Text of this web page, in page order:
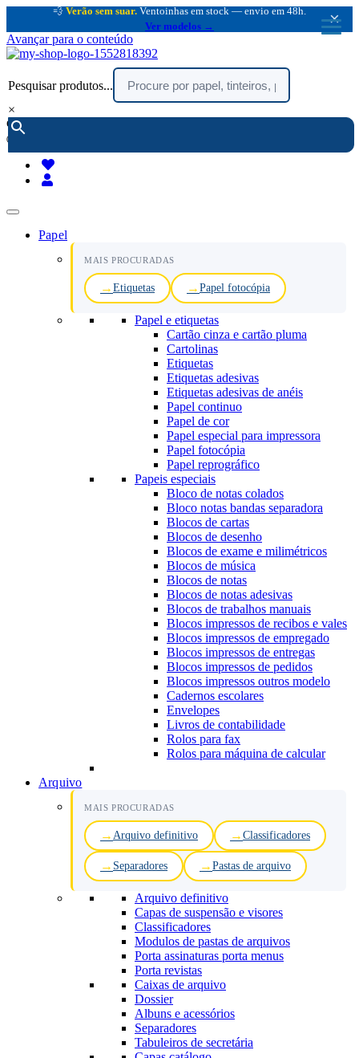
💨 Verão sem suar. Ventoinhas em stock — envio em 48h.
Ver modelos →
×
Avançar para o conteúdo
Pesquisar produtos...
×
encomendar por telefone :
(chamada rede fixa nacional)
Papel
MAIS PROCURADAS
Etiquetas Papel fotocópia
Papel e etiquetas
Cartão cinza e cartão pluma
Cartolinas
Etiquetas
Etiquetas adesivas
Etiquetas adesivas de anéis
Papel continuo
Papel de cor
Papel especial para impressora
Papel fotocópia
Papel reprográfico
Papeis especiais
Bloco de notas colados
Bloco notas bandas separadora
Blocos de cartas
Blocos de desenho
Blocos de exame e milimétricos
Blocos de música
Blocos de notas
Blocos de notas adesivas
Blocos de trabalhos manuais
Blocos impressos de recibos e vales
Blocos impressos de empregado
Blocos impressos de entregas
Blocos impressos de pedidos
Blocos impressos outros modelo
Cadernos escolares
Envelopes
Livros de contabilidade
Rolos para fax
Rolos para máquina de calcular
Arquivo
MAIS PROCURADAS
Arquivo definitivo Classificadores
Separadores Pastas de arquivo
Arquivo definitivo
Capas de suspensão e visores
Classificadores
Modulos de pastas de arquivos
Porta assinaturas porta menus
Porta revistas
Caixas de arquivo
Dossier
Albuns e acessórios
Separadores
Tabuleiros de secretária